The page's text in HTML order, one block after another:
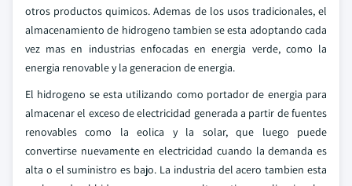
otros productos quimicos. Ademas de los usos tradicionales, el
almacenamiento de hidrogeno tambien se esta adoptando cada
vez mas en industrias enfocadas en energia verde, como la
energia renovable y la generacion de energia.
El hidrogeno se esta utilizando como portador de energia para
almacenar el exceso de electricidad generada a partir de fuentes
renovables como la eolica y la solar, que luego puede
convertirse nuevamente en electricidad cuando la demanda es
alta o el suministro es bajo. La industria del acero tambien esta